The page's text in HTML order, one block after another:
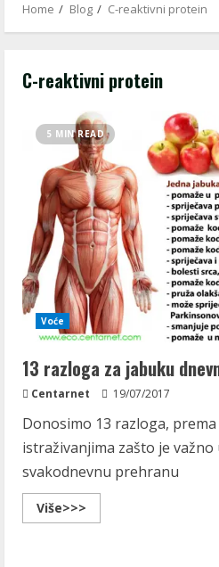
Home Blog C-reaktivni protein
C-reaktivni protein
5 MIN READ
Voće
13 razloga za jabuku
Centarnet 19/07/2017
Donosimo 13 razloga,
istraživanjima zašto je
svakodnevnu prehranu
Više>>>
more